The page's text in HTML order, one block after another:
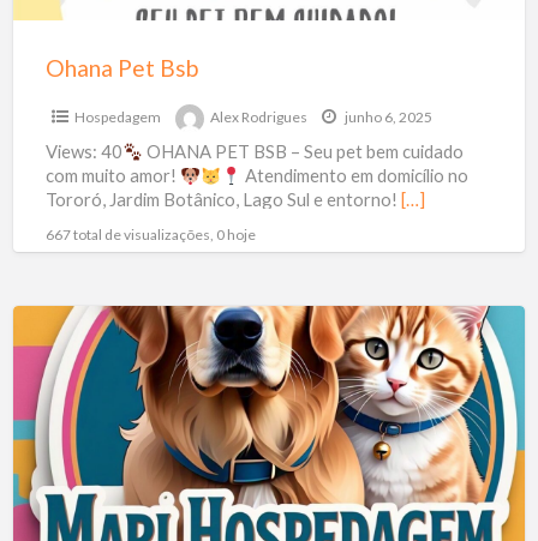
Ohana Pet Bsb
Hospedagem Alex Rodrigues junho 6, 2025
Views: 40
OHANA PET BSB – Seu pet bem cuidado
com muito amor!
Atendimento em domicílio no
Tororó, Jardim Botânico, Lago Sul e entorno! […]
667 total de visualizações, 0 hoje
Hospedagem
Animal
Tia
Mari